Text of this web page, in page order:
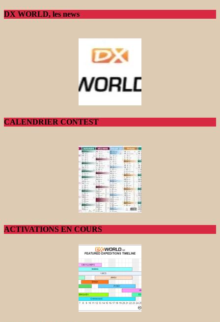
DX WORLD, les news
CALENDRIER CONTEST
ACTIVATIONS EN COURS